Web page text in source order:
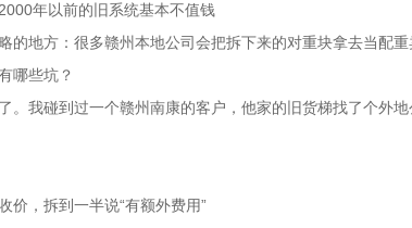
年以前的旧系统基本不值钱
的地方：很多赣州本地公司会把拆下来的对重块拿去当配
哪些坑？
。我碰到过一个赣州南康的客户，他家的旧货梯找了个外
价，拆到一半说“有额外费用”